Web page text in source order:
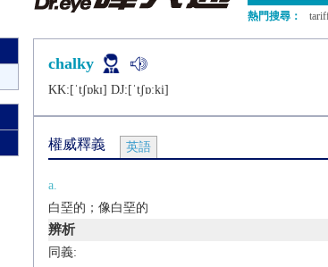
熱門搜尋：
chalky
KK:[ˈtʃɒkɪ] DJ:[ˈtʃɒːki]
權威釋義 英語
a.
白堊的；像白堊的
辨析
同義: